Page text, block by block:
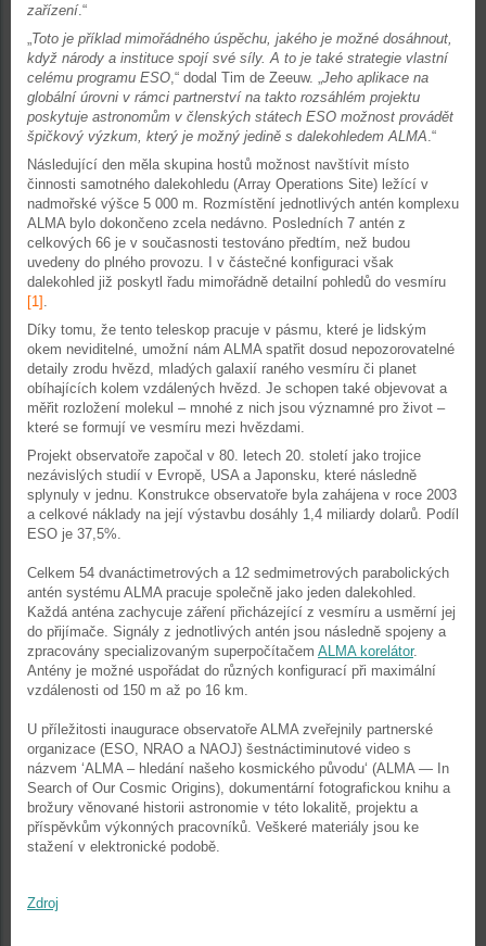
zařízení.“
„Toto je příklad mimořádného úspěchu, jakého je možné dosáhnout,
když národy a instituce spojí své síly. A to je také strategie vlastní
celému programu ESO,“ dodal Tim de Zeeuw. „Jeho aplikace na
globální úrovni v rámci partnerství na takto rozsáhlém projektu
poskytuje astronomům v členských státech ESO možnost provádět
špičkový výzkum, který je možný jedině s dalekohledem ALMA.“
Následující den měla skupina hostů možnost navštívit místo
činnosti samotného dalekohledu (Array Operations Site) ležící v
nadmořské výšce 5 000 m. Rozmístění jednotlivých antén komplexu
ALMA bylo dokončeno zcela nedávno. Posledních 7 antén z
celkových 66 je v současnosti testováno předtím, než budou
uvedeny do plného provozu. I v částečné konfiguraci však
dalekohled již poskytl řadu mimořádně detailní pohledů do vesmíru
[1] .
Díky tomu, že tento teleskop pracuje v pásmu, které je lidským
okem neviditelné, umožní nám ALMA spatřit dosud nepozorovatelné
detaily zrodu hvězd, mladých galaxií raného vesmíru či planet
obíhajících kolem vzdálených hvězd. Je schopen také objevovat a
měřit rozložení molekul – mnohé z nich jsou významné pro život –
které se formují ve vesmíru mezi hvězdami.
Projekt observatoře započal v 80. letech 20. století jako trojice
nezávislých studií v Evropě, USA a Japonsku, které následně
splynuly v jednu. Konstrukce observatoře byla zahájena v roce 2003
a celkové náklady na její výstavbu dosáhly 1,4 miliardy dolarů. Podíl
ESO je 37,5%.
Celkem 54 dvanáctimetrových a 12 sedmimetrových parabolických
antén systému ALMA pracuje společně jako jeden dalekohled.
Každá anténa zachycuje záření přicházející z vesmíru a usměrní jej
do přijímače. Signály z jednotlivých antén jsou následně spojeny a
zpracovány specializovaným superpočítačem ALMA korelátor.
Antény je možné uspořádat do různých konfigurací při maximální
vzdálenosti od 150 m až po 16 km.
U příležitosti inaugurace observatoře ALMA zveřejnily partnerské
organizace (ESO, NRAO a NAOJ) šestnáctiminutové video s
názvem ‘ALMA – hledání našeho kosmického původu‘ (ALMA — In
Search of Our Cosmic Origins), dokumentární fotografickou knihu a
brožury věnované historii astronomie v této lokalitě, projektu a
příspěvkům výkonných pracovníků. Veškeré materiály jsou ke
stažení v elektronické podobě.
Zdroj